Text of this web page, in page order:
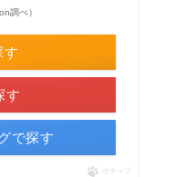
調べ）
す
す
で探す
ポチップ